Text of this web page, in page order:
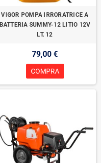
VIGOR POMPA IRRORATRICE A
BATTERIA SUMMY-12 LITIO 12V
LT. 12
79,00 €
COMPRA